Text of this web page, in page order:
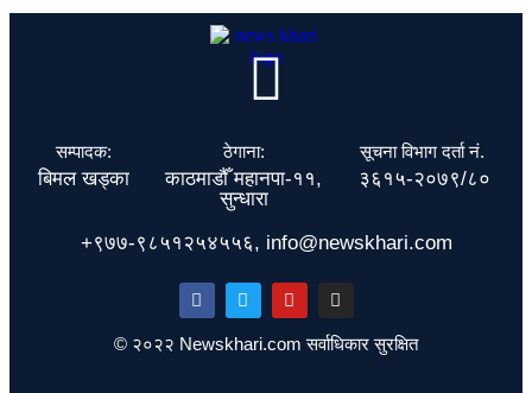
सम्पादक:
बिमल खड्का
ठेगाना:
काठमाडौँ महानपा-११,
सुन्धारा
सूचना विभाग दर्ता नं.
३६१५-२०७९/८०
+९७७-९८५१२५४५५६, info@newskhari.com
© २०२२ Newskhari.com सर्वाधिकार सुरक्षित